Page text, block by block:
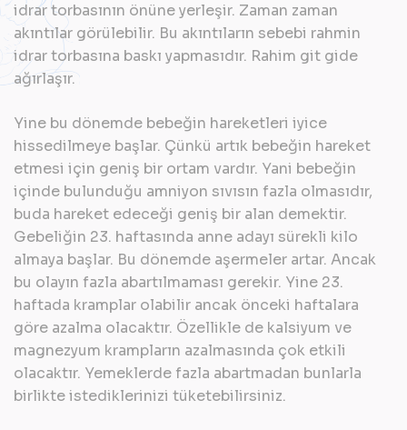
idrar torbasının önüne yerleşir. Zaman zaman
akıntılar görülebilir. Bu akıntıların sebebi rahmin
idrar torbasına baskı yapmasıdır. Rahim git gide
ağırlaşır.
Yine bu dönemde bebeğin hareketleri iyice
hissedilmeye başlar. Çünkü artık bebeğin hareket
etmesi için geniş bir ortam vardır. Yani bebeğin
içinde bulunduğu amniyon sıvısın fazla olmasıdır,
buda hareket edeceği geniş bir alan demektir.
Gebeliğin 23. haftasında anne adayı sürekli kilo
almaya başlar. Bu dönemde aşermeler artar. Ancak
bu olayın fazla abartılmaması gerekir. Yine 23.
haftada kramplar olabilir ancak önceki haftalara
göre azalma olacaktır. Özellikle de kalsiyum ve
magnezyum krampların azalmasında çok etkili
olacaktır. Yemeklerde fazla abartmadan bunlarla
birlikte istediklerinizi tüketebilirsiniz.